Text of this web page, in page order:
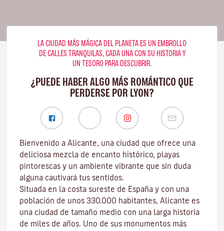
LA CIUDAD MÁS MÁGICA DEL PLANETA ES UN EMBROLLO
DE CALLES TRANQUILAS, CADA UNA CON SU HISTORIA Y
UN TESORO PARA DESCUBRIR.
¿PUEDE HABER ALGO MÁS ROMÁNTICO QUE
PERDERSE POR LYON?
Bienvenido a Alicante, una ciudad que ofrece una
deliciosa mezcla de encanto histórico, playas
pintorescas y un ambiente vibrante que sin duda
alguna cautivará tus sentidos.
Situada en la costa sureste de España y con una
población de unos 330.000 habitantes, Alicante es
una ciudad de tamaño medio con una larga historia
de miles de años. Uno de sus monumentos más